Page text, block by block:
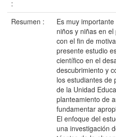
:
Resumen :
Es muy
niños y niñas en
con el fin de
presente estudio
científico en el
descubrimiento y
los estudiantes de
de la Unidad
planteamiento de
fundamentar
El enfoque del
una investigación